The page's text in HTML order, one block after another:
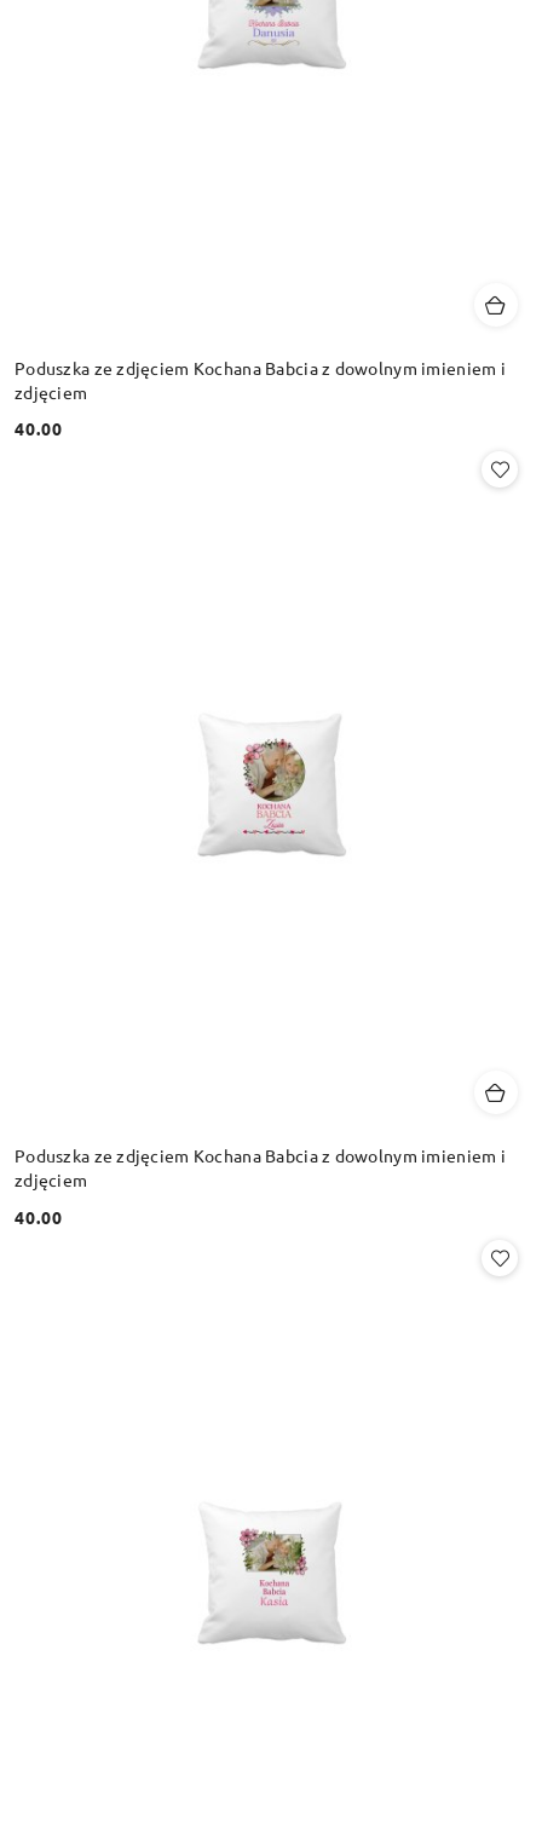
Poduszka ze zdjęciem Kochana Babcia z dowolnym imieniem i
zdjęciem
Cena:
40.00
Poduszka ze zdjęciem Kochana Babcia z dowolnym imieniem i
zdjęciem
Cena:
40.00